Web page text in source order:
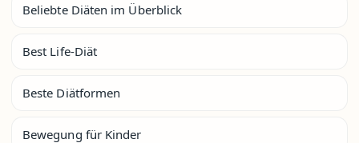
Beliebte Diäten im Überblick
Best Life-Diät
Beste Diätformen
Bewegung für Kinder